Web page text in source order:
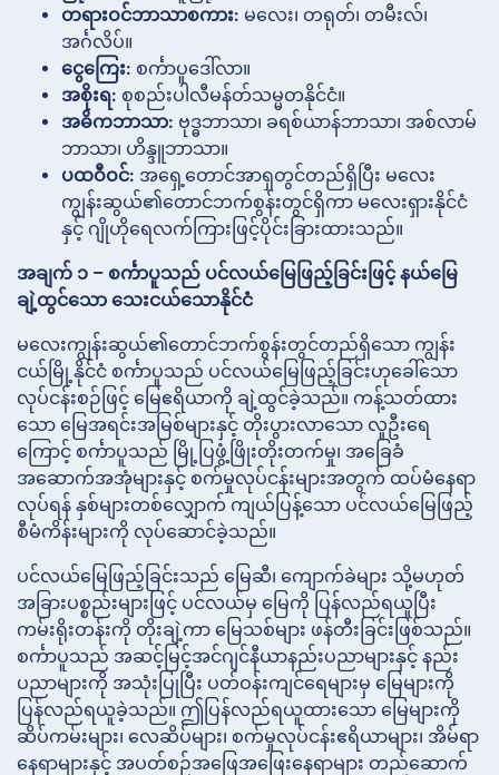
တရားဝင်ဘာသာစကား: မလေး၊ တရုတ်၊ တမီးလ်၊
အင်္ဂလိပ်။
ငွေကြေး: စင်္ကာပူဒေါ်လာ။
အစိုးရ: စုစည်းပါလီမန်တ်သမ္မတနိုင်ငံ။
အဓိကဘာသာ: ဗုဒ္ဓဘာသာ၊ ခရစ်ယာန်ဘာသာ၊ အစ်လာမ်
ဘာသာ၊ ဟိန္ဒူဘာသာ။
ပထဝီဝင်: အရှေ့တောင်အာရှတွင်တည်ရှိပြီး မလေး
ကျွန်းဆွယ်၏တောင်ဘက်စွန်းတွင်ရှိကာ မလေးရှားနိုင်ငံ
နှင့် ဂျိုဟိုရေလက်ကြားဖြင့်ပိုင်းခြားထားသည်။
အချက် ၁ – စင်္ကာပူသည် ပင်လယ်မြေဖြည့်ခြင်းဖြင့် နယ်မြေ
ချဲ့ထွင်သော သေးငယ်သောနိုင်ငံ
မလေးကျွန်းဆွယ်၏တောင်ဘက်စွန်းတွင်တည်ရှိသော ကျွန်း
ငယ်မြို့နိုင်ငံ စင်္ကာပူသည် ပင်လယ်မြေဖြည့်ခြင်းဟုခေါ်သော
လုပ်ငန်းစဉ်ဖြင့် မြေဧရိယာကို ချဲ့ထွင်ခဲ့သည်။ ကန့်သတ်ထား
သော မြေအရင်းအမြစ်များနှင့် တိုးပွားလာသော လူဦးရေ
ကြောင့် စင်္ကာပူသည် မြို့ပြဖွံ့ဖြိုးတိုးတက်မှု၊ အခြေခံ
အဆောက်အအုံများနှင့် စက်မှုလုပ်ငန်းများအတွက် ထပ်မံနေရာ
လုပ်ရန် နှစ်များတစ်လျှောက် ကျယ်ပြန့်သော ပင်လယ်မြေဖြည့်
စီမံကိန်းများကို လုပ်ဆောင်ခဲ့သည်။
ပင်လယ်မြေဖြည့်ခြင်းသည် မြေဆီ၊ ကျောက်ခဲများ သို့မဟုတ်
အခြားပစ္စည်းများဖြင့် ပင်လယ်မှ မြေကို ပြန်လည်ရယူပြီး
ကမ်းရိုးတန်းကို တိုးချဲ့ကာ မြေသစ်များ ဖန်တီးခြင်းဖြစ်သည်။
စင်္ကာပူသည် အဆင့်မြင့်အင်ဂျင်နီယာနည်းပညာများနှင့် နည်း
ပညာများကို အသုံးပြုပြီး ပတ်ဝန်းကျင်ရေများမှ မြေများကို
ပြန်လည်ရယူခဲ့သည်။ ဤပြန်လည်ရယူထားသော မြေများကို
ဆိပ်ကမ်းများ၊ လေဆိပ်များ၊ စက်မှုလုပ်ငန်းဧရိယာများ၊ အိမ်ရာ
နေရာများနှင့် အပတ်စဉ်အဖြေအဖြေးနေရာများ တည်ဆောက်